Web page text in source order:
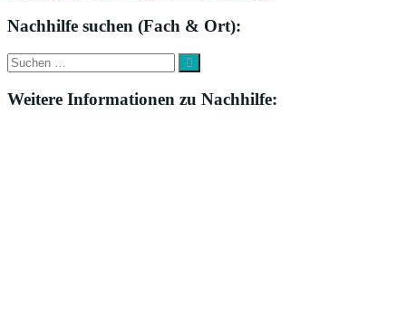
Nachhilfe suchen (Fach & Ort):
Suche
nach:
Suchen
Weitere Informationen zu Nachhilfe: